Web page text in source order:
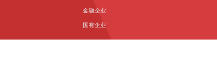
金融企业
国有企业